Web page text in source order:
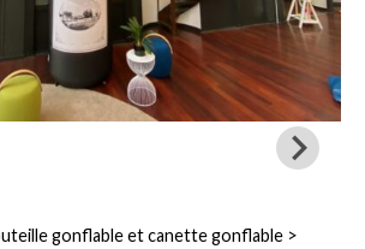
gonflable et canette gonflable >